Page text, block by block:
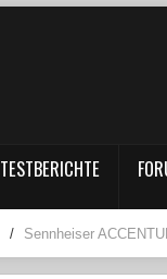
TESTBERICHTE
/ Sennheiser